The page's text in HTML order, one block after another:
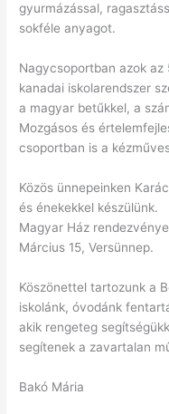
gyurmázással,
sokféle anyagot.
Nagycsoportban azok
kanadai iskolarendszer
a magyar betűkkel, a
Mozgásos és
csoportban is a
Közös ünnepeinken
és énekekkel készülünk.
Magyar Ház
Március 15, Versünnep.
Köszönettel tartozunk a
iskolánk, óvodánk
akik rengeteg
segítenek a zavartalan
Bakó Mária